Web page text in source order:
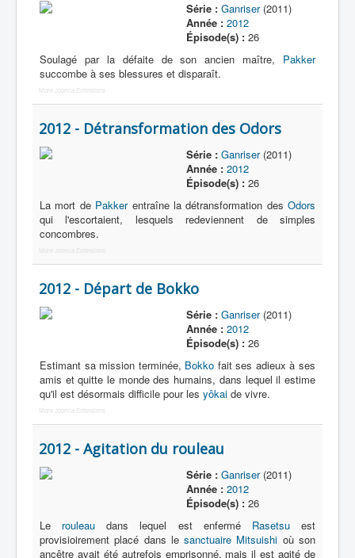
Série : Ganriser(2011)
Année : 2012
Épisode(s) : 26
Soulagé par la défaite de son ancien maître, Pakker
succombe à ses blessures et disparaît.
More Joomla Extensions
2012 - Détransformation des Odors
Série : Ganriser(2011)
Année : 2012
Épisode(s) : 26
La mort de Pakkerentraîne la détransformation des Odors
qui l'escortaient, lesquels redeviennent de simples
concombres.
More Joomla Extensions
2012 - Départ de Bokko
Série : Ganriser(2011)
Année : 2012
Épisode(s) : 26
Estimant sa mission terminée, Bokko fait ses adieux à ses
amis et quitte le monde des humains, dans lequel il estime
qu'il est désormais difficile pour les yôkai de vivre.
More Joomla Extensions
2012 - Agitation du rouleau
Série : Ganriser(2011)
Année : 2012
Épisode(s) : 26
Le rouleau dans lequel est enfermé Rasetsuest
provisioirement placé dans lesanctuaire Mitsuishi où son
ancêtre avait été autrefois emprisonné, mais il est agité de